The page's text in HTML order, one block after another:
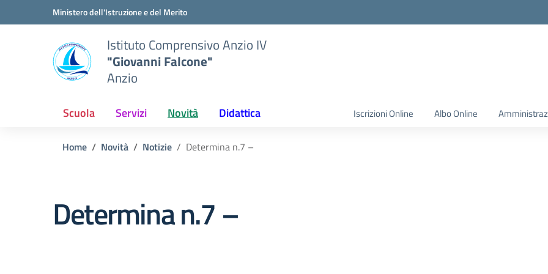
Vai ai contenuti
Vai al menu di navigazioneMinistero dell'Istruzione e del Merito
Istituto Comprensivo Anzio IV
"Giovanni Falcone"
Anzio
Scuola Servizi Novità Didattica Iscrizioni Online Albo Online
Home Novità Notizie Determina n.7 –
Determina n.7 –